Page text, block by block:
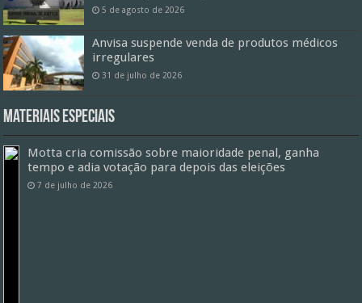
5 de agosto de 2026
Anvisa suspende venda de produtos médicos
irregulares
31 de julho de 2026
Materiais especiais
Motta cria comissão sobre maioridade penal, ganha
tempo e adia votação para depois das eleições
7 de julho de 2026